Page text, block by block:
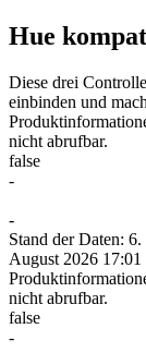
Hue
Diese drei
einbinden und
nicht abrufbar.
false
-
-
Stand der Daten: 6.
August 2026 17:01
nicht abrufbar.
false
-